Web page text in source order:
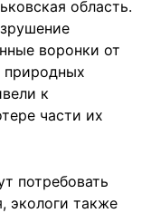
область.
воронки от
к
части их
потребовать
экологи также